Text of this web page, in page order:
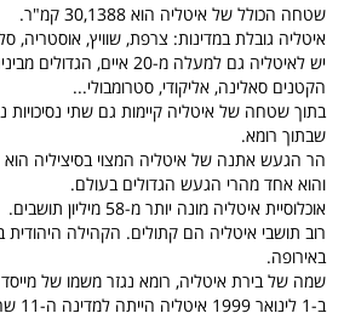
שטחה הכולל של איטליה הוא 30,1388 קמ"ר.
איטליה גובלת במדינות: צרפת, שוויץ, אוסטריה,
יש לאיטליה גם למעלה מ-20
הקטנים סאלינה, אליקודי, סטרומבולי...
בתוך שטחה של איטליה קיימות גם שתי נסיכויות
שבתוך רומא.
הר הגעש אתנה של איטליה המצוי בסיציליה הוא
והוא אחד מהרי הגעש הגדולים בעולם.
אוכלוסיית איטליה מונה יותר מ-58 מיליון תושבים.
רוב תושבי איטליה הם קתולים. הקהילה
באירופה.
שמה של בירת איטליה, רומא נגזר משמו של מייסד
ב-1